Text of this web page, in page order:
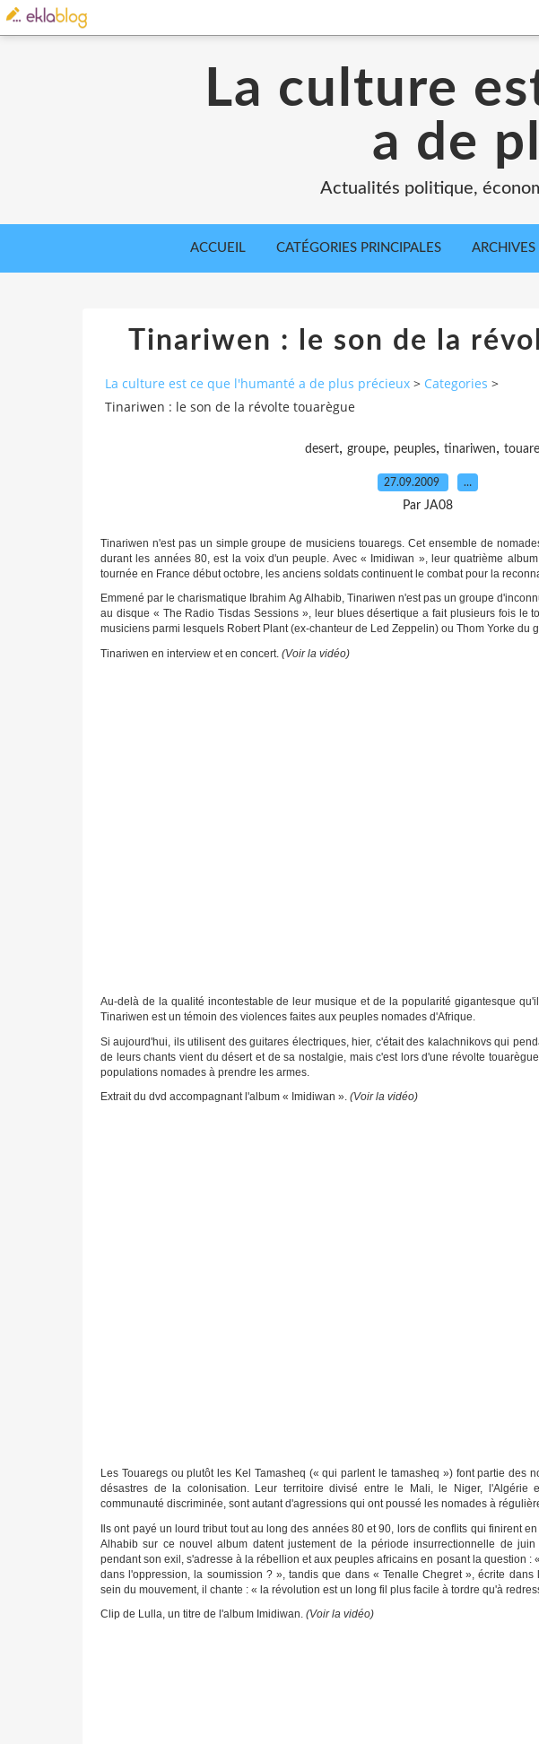
La culture
a de
Actualités politique,
ACCUEIL CATÉGORIES PRINCIPALES ARCHIVES
Tinariwen : le son de la
La culture est ce que l'humanté a de plus précieux > Categories >
Tinariwen : le son de la révolte touarègue
desert, groupe, peuples, tinariwen,
27.09.2009 …
Par JA08
Tinariwen n'est pas un simple groupe de musiciens touaregs. Cet ensemble de
durant les années 80, est la voix d'un peuple. Avec « Imidiwan », leur quatrième
tournée en France début octobre, les anciens soldats continuent le combat pour la
Emmené par le charismatique Ibrahim Ag Alhabib, Tinariwen n'est pas un groupe
au disque « The Radio Tisdas Sessions », leur blues désertique a fait plusieurs fois le
musiciens parmi lesquels Robert Plant (ex-chanteur de Led Zeppelin) ou Thom Yorke du
Tinariwen en interview et en concert. (Voir la vidéo)
Au-delà de la qualité incontestable de leur musique et de la popularité gigantesque
Tinariwen est un témoin des violences faites aux peuples nomades d'Afrique.
Si aujourd'hui, ils utilisent des guitares électriques, hier, c'était des kalachnikovs qui
de leurs chants vient du désert et de sa nostalgie, mais c'est lors d'une révolte
populations nomades à prendre les armes.
Extrait du dvd accompagnant l'album « Imidiwan ». (Voir la vidéo)
Les Touaregs ou plutôt les Kel Tamasheq (« qui parlent le tamasheq ») font partie des
désastres de la colonisation. Leur territoire divisé entre le Mali, le Niger, l'Algérie
communauté discriminée, sont autant d'agressions qui ont poussé les nomades à
Ils ont payé un lourd tribut tout au long des années 80 et 90, lors de conflits qui finirent
Alhabib sur ce nouvel album datent justement de la période insurrectionnelle de
pendant son exil, s'adresse à la rébellion et aux peuples africains en posant la question :
dans l'oppression, la soumission ? », tandis que dans « Tenalle Chegret », écrite
sein du mouvement, il chante : « la révolution est un long fil plus facile à tordre qu'à
Clip de Lulla, un titre de l'album Imidiwan. (Voir la vidéo)